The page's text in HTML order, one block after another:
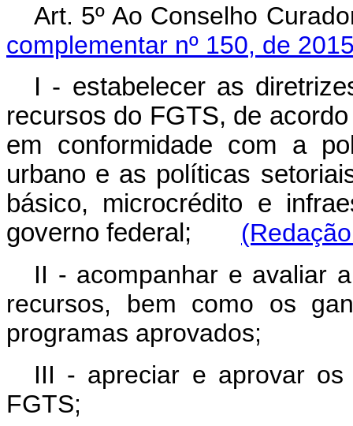
Art. 5º Ao Conselho
complementar nº 150, de
I - estabelecer as
recursos do FGTS, de
em conformidade com a
urbano e as políticas
básico, microcrédito e
governo federal;
II - acompanhar e avaliar
recursos, bem como os
programas aprovados;
III - apreciar e aprovar os
FGTS;